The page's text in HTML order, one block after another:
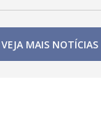
VEJA MAIS NOTÍCIAS